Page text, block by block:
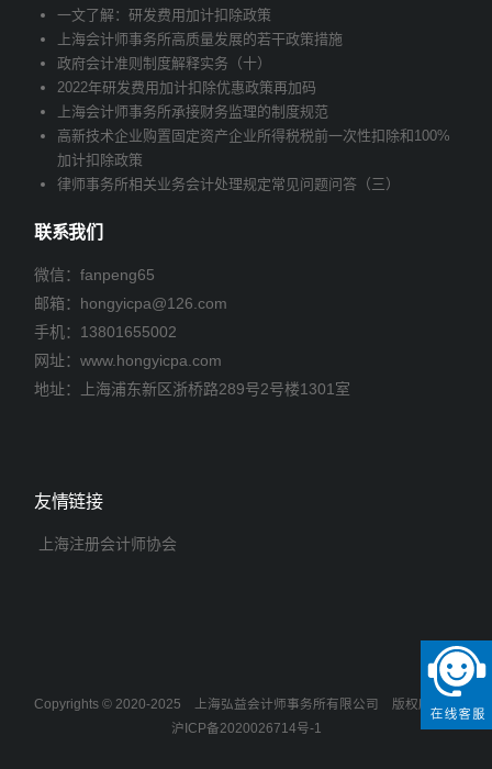
一文了解：研发费用加计扣除政策
上海会计师事务所高质量发展的若干政策措施
政府会计准则制度解释实务（十）
2022年研发费用加计扣除优惠政策再加码
上海会计师事务所承接财务监理的制度规范
高新技术企业购置固定资产企业所得税税前一次性扣除和100%
加计扣除政策
律师事务所相关业务会计处理规定常见问题问答（三）
联系我们
微信：fanpeng65
邮箱： hongyicpa@126.com
手机： 13801655002
网址：www.hongyicpa.com
地址：上海浦东新区浙桥路289号2号楼1301室
友情链接
上海注册会计师协会
Copyrights © 2020-2025 上海弘益会计师事务所有限公司 版权所有
沪ICP备2020026714号-1